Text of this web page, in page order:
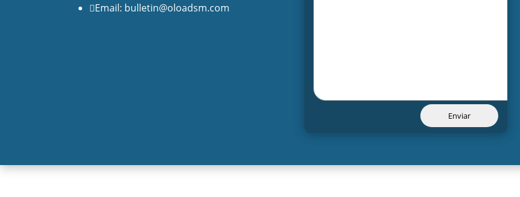
Email: bulletin@oloadsm.com